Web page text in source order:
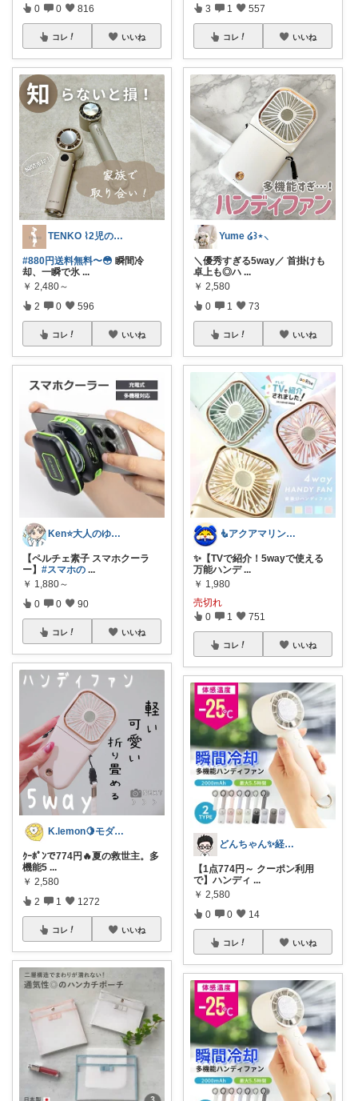
0 0 816
コレ いいね
TENKO ⌇2児のママ＊暮らしを便利に
#880円送料無料〜😳 瞬間冷
却、一瞬で氷 ...
￥ 2,480～
2 0 596
コレ いいね
Ken⭐️大人のゆったりデジタル暮らし
【ペルチェ素子 スマホクーラ
ー】 #スマホの ...
￥ 1,880～
0 0 90
コレ いいね
K.lemon🍋モダン+家事楽+🐶
ｸｰﾎﾟﾝで774円🔥夏の救世主。多
機能5 ...
￥ 2,580
2 1 1272
コレ いいね
3 1 557
コレ いいね
Yume ໒꒱⋆⸜
＼優秀すぎる5way／ 首掛けも
卓上も◎ハ ...
￥ 2,580
0 1 73
コレ いいね
🧜アクアマリン⚡️暮らしに笑顔をプラス
✨【TVで紹介！5wayで使える
万能ハンデ ...
￥ 1,980
売切れ
0 1 751
コレ いいね
どんちゃん✨経由購入ありがとうございます
【1点774円～ クーポン利用
で】ハンディ ...
￥ 2,580
0 0 14
コレ いいね